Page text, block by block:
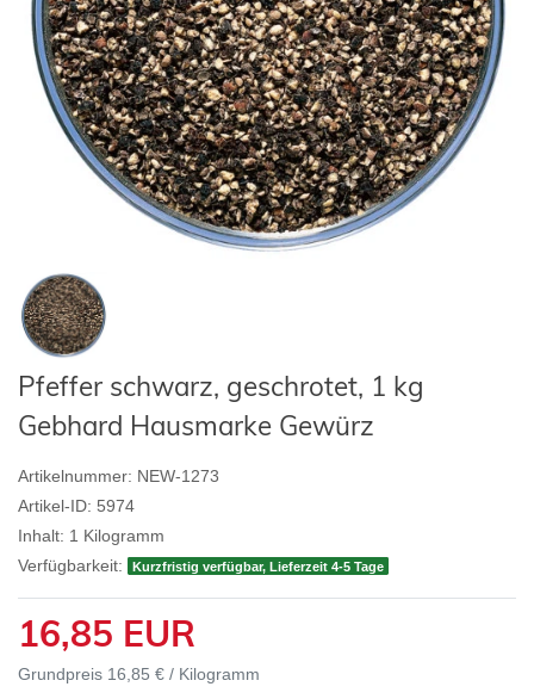
Pfeffer schwarz, geschrotet, 1 kg
Gebhard Hausmarke Gewürz
Artikelnummer: NEW-1273
Artikel-ID: 5974
Inhalt: 1 Kilogramm
Verfügbarkeit:
Kurzfristig verfügbar, Lieferzeit 4-5 Tage
16,85 EUR
Grundpreis 16,85 € / Kilogramm